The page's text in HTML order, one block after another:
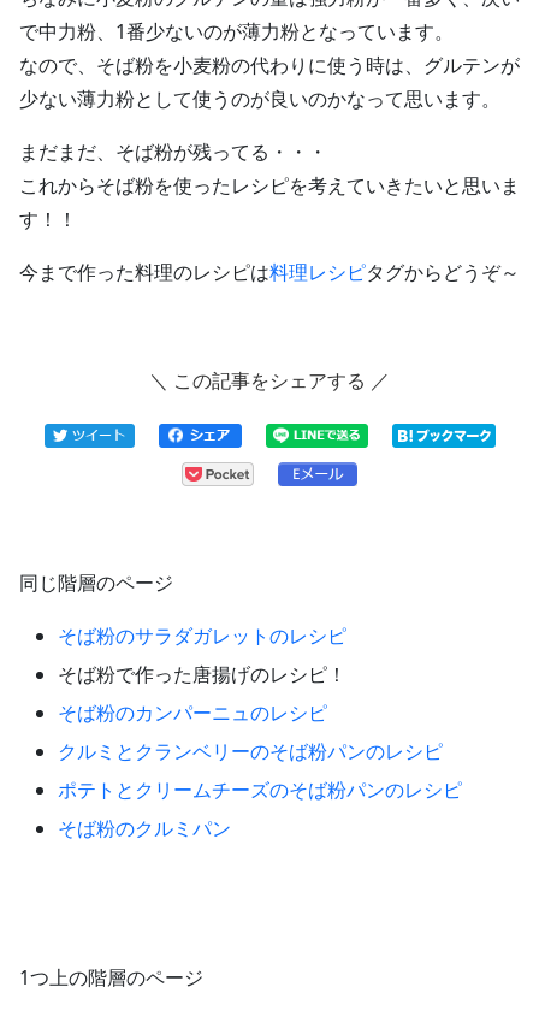
で中力粉、1番少ないのが薄力粉となっています。
なので、そば粉を小麦粉の代わりに使う時は、グルテンが
少ない薄力粉として使うのが良いのかなって思います。
まだまだ、そば粉が残ってる・・・
これからそば粉を使ったレシピを考えていきたいと思いま
す！！
今まで作った料理のレシピは料理レシピタグからどうぞ～
＼ この記事をシェアする ／
同じ階層のページ
そば粉のサラダガレットのレシピ
そば粉で作った唐揚げのレシピ！
そば粉のカンパーニュのレシピ
クルミとクランベリーのそば粉パンのレシピ
ポテトとクリームチーズのそば粉パンのレシピ
そば粉のクルミパン
1つ上の階層のページ